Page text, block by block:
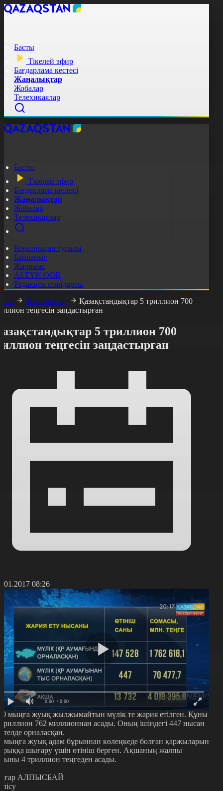
Басты
Тікелей эфир
Бағдарлама кестесі
Жаңалықтар
Жобалар
Телехикаялар
Басты
Тікелей эфир
Бағдарлама кестесі
Жаңалықтар
Жобалар
Телехикаялар
Корпорация туралы
Байланыс
Жарнама
ALTYN QOR
Редакция стандарты
Жаңалықтар
Қазақстандықтар 5 триллион 700
теңгесін заңдастырған
5 триллион 700
теңгесін заңдастырған
08:26
0:00 / 0:00
мыңға жуық жылжымайтын мүлік те жария етілген. Құны
762 миллионнан асады. Оның ішіндегі 447 нысан
орналасқан.
мыңға жуық адам бұрыннан көлеңкеде болған қаржыларын
шығару үшін өтініш берген. Ақшаның жалпы
4 триллион теңгеден асады.
АЛПЫСБАЙ